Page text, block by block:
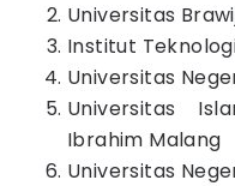
Universitas
Institut
Universitas
Universitas
Ibrahim Malang
Universitas